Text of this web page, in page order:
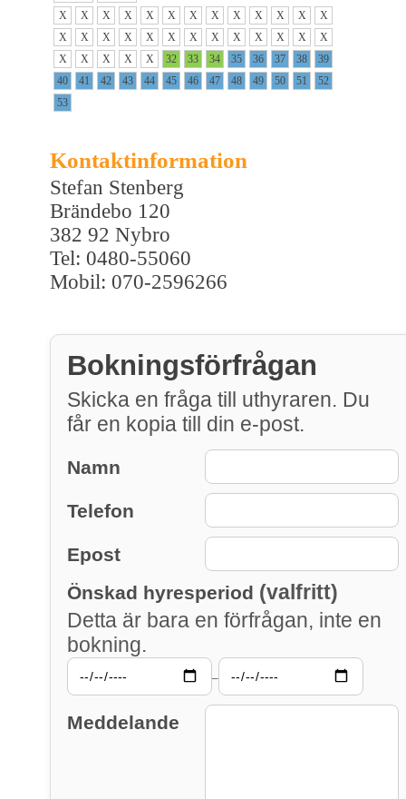
X
X X X X X X X X X X X
X
X
X X X X X X X X X X X
X
X
X X X X 32 33 34 35 36 37 38
39
40
41 42 43 44 45 46 47 48 49 50 51
52
53
Kontaktinformation
Stefan Stenberg
Brändebo 120
382 92 Nybro
Tel: 0480-55060
Mobil: 070-2596266
Bokningsförfrågan
Skicka en fråga till uthyraren. Du
får en kopia till din e-post.
Namn
Telefon
Epost
Önskad hyresperiod (valfritt)
Detta är bara en förfrågan, inte en
bokning.
–
Meddelande